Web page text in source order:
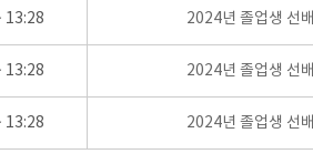
13:28 2024년 졸업생 선
13:28 2024년 졸업생 선
13:28 2024년 졸업생 선